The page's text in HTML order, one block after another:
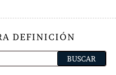
DEFINICIÓN